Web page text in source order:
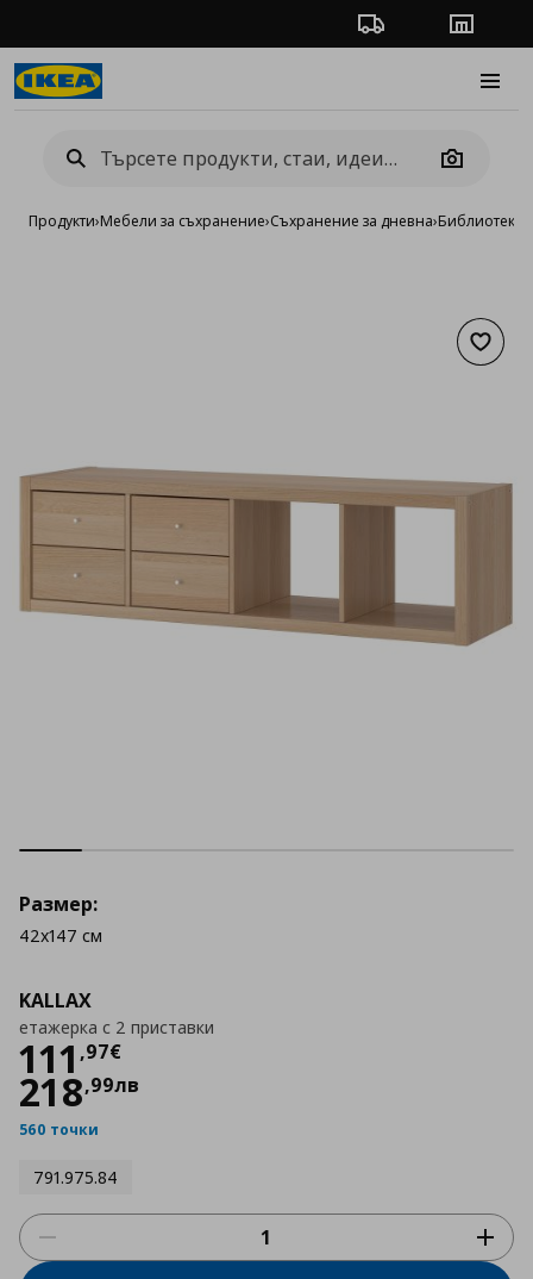
Проследяване на
Camera
Продукти›Мебели за съхранение›Съхранение за дневна›Библиотеки
KALLAX
етажерка с 2 приставки
111 ,97€
Цена
218,99лв
560 точки
791.975.84
Размер:
42x147 см